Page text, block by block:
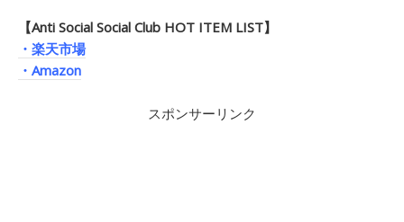
【Anti Social Social Club HOT ITEM LIST】
・楽天市場
・Amazon
スポンサーリンク